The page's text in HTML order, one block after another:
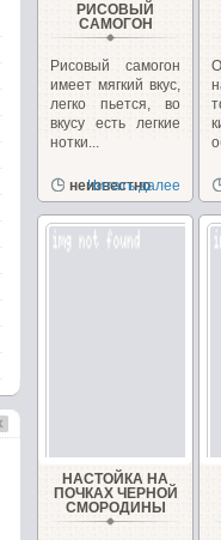
РИСОВЫЙ
САМОГОН
Рисовый самогон
имеет мягкий вкус,
легко пьется, во
вкусу есть легкие
нотки...
неизвестно
Читать далее
НАСТОЙКА НА
ПОЧКАХ ЧЕРНОЙ
СМОРОДИНЫ